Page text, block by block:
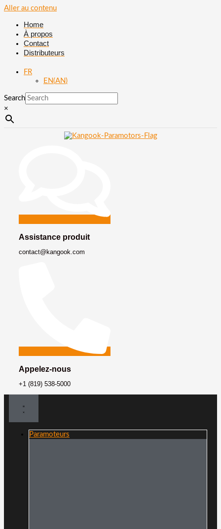
Aller au contenu
Home
À propos
Contact
Distributeurs
FR
EN(AN)
Search
×
Assistance produit
contact@kangook.com
Appelez-nous
+1 (819) 538-5000
Paramoteurs